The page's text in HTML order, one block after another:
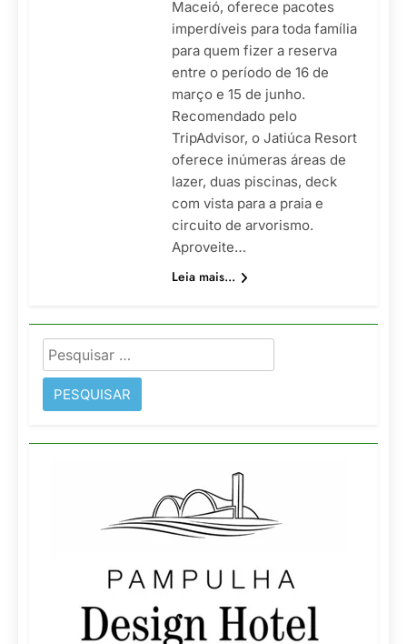
Maceió, oferece pacotes
imperdíveis para toda família
para quem fizer a reserva
entre o período de 16 de
março e 15 de junho.
Recomendado pelo
TripAdvisor, o Jatiúca Resort
oferece inúmeras áreas de
lazer, duas piscinas, deck
com vista para a praia e
circuito de arvorismo.
Aproveite…
Leia mais...
Pesquisar
por: